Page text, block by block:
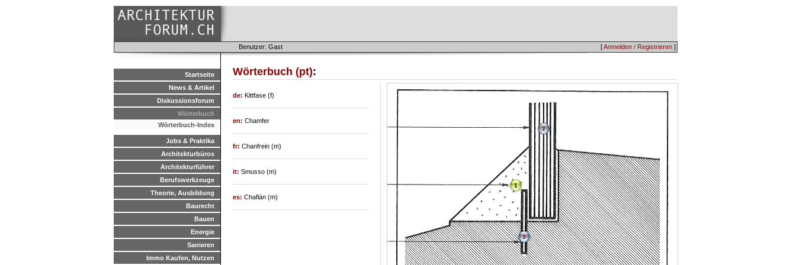
[Anmelden / Registrieren ]
Benutzer: Gast
Startseite
News & Artikel
Diskussionsforum
Wörterbuch
Wörterbuch-Index
Jobs & Praktika
Architekturbüros
Architekturführer
Berufswerkzeuge
Theorie, Ausbildung
Baurecht
Bauen
Energie
Sanieren
Immo Kaufen, Nutzen
Wörterbuch (pt):
1
2
3
de: Kittfase (f)
en: Chamfer
fr: Chanfrein (m)
it: Smusso (m)
es: Chaflán (m)